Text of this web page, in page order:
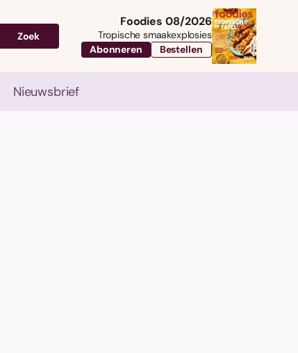
Zoek
Foodies 08/2026
Tropische smaakexplosies
Abonneren
Bestellen
Nieuwsbrief